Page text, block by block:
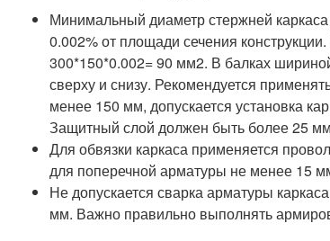
Минимальный диаметр стержней
0.002% от площади сечения
300*150*0.002= 90 мм2. В балках
сверху и снизу. Рекомендуется
менее 150 мм, допускается установка
Защитный слой должен быть более 25
Для обвязки каркаса применяется
для поперечной арматуры не менее 15
Не допускается сварка арматуры
мм. Важно правильно выполнять